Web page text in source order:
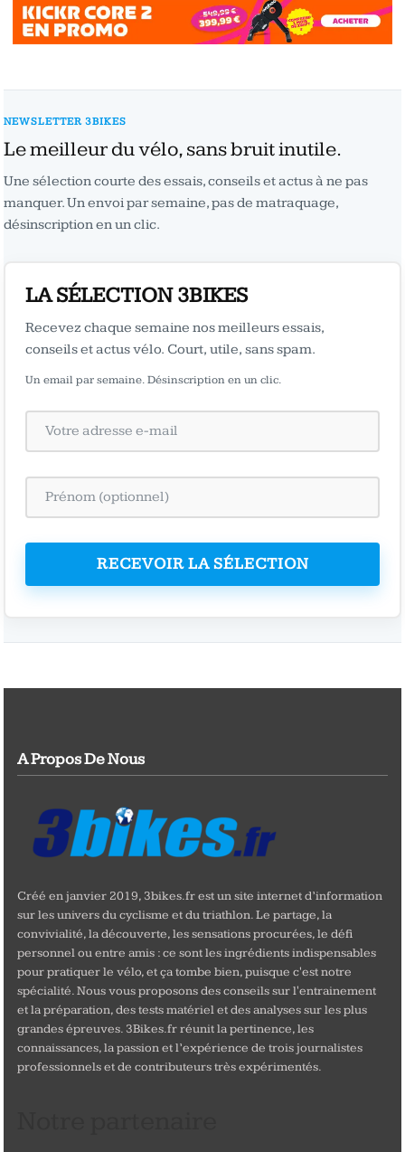
NEWSLETTER 3BIKES
Le meilleur du vélo, sans bruit inutile.
Une sélection courte des essais, conseils et actus à ne pas
manquer. Un envoi par semaine, pas de matraquage,
désinscription en un clic.
LA SÉLECTION 3BIKES
Recevez chaque semaine nos meilleurs essais,
conseils et actus vélo. Court, utile, sans spam.
Un email par semaine. Désinscription en un clic.
RECEVOIR LA SÉLECTION
A Propos De Nous
Créé en janvier 2019, 3bikes.fr est un site internet d’information
sur les univers du cyclisme et du triathlon. Le partage, la
convivialité, la découverte, les sensations procurées, le défi
personnel ou entre amis : ce sont les ingrédients indispensables
pour pratiquer le vélo, et ça tombe bien, puisque c'est notre
spécialité. Nous vous proposons des conseils sur l'entrainement
et la préparation, des tests matériel et des analyses sur les plus
grandes épreuves. 3Bikes.fr réunit la pertinence, les
connaissances, la passion et l’expérience de trois journalistes
professionnels et de contributeurs très expérimentés.